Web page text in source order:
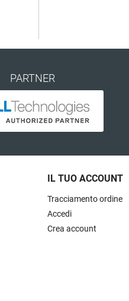
PARTNER
IL TUO ACCOUNT
Tracciamento ordine
Accedi
Crea account